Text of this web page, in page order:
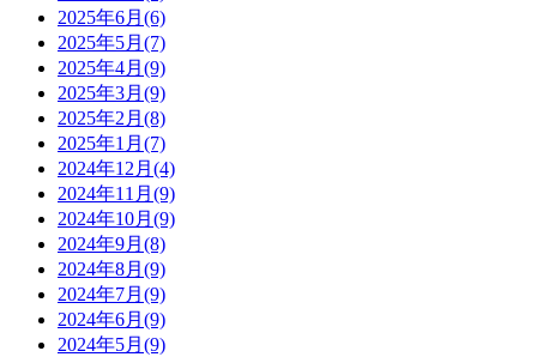
2025年6月(6)
2025年5月(7)
2025年4月(9)
2025年3月(9)
2025年2月(8)
2025年1月(7)
2024年12月(4)
2024年11月(9)
2024年10月(9)
2024年9月(8)
2024年8月(9)
2024年7月(9)
2024年6月(9)
2024年5月(9)